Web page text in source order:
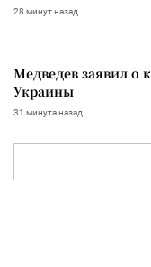
28 минут назад
Медведев заявил о
Украины
31 минута назад